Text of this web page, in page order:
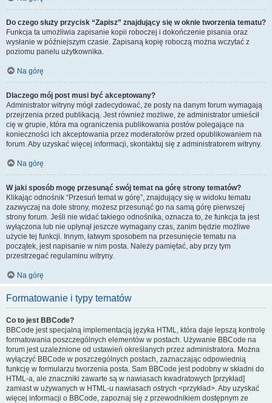
Do czego służy przycisk “Zapisz” znajdujący się w oknie tworzenia tematu?
Funkcja ta umożliwia zapisanie kopii roboczej i dokończenie pisania oraz
wysłanie w późniejszym czasie. Zapisaną kopię roboczą można wczytać z
poziomu panelu użytkownika.
Na górę
Dlaczego mój post musi być akceptowany?
Administrator witryny mógł zadecydować, że posty na danym forum wymagają
przejrzenia przed publikacją. Jest również możliwe, że administrator umieścił
cię w grupie, która ma ograniczenia publikowania postów polegające na
konieczności ich akceptowania przez moderatorów przed opublikowaniem na
forum. Aby uzyskać więcej informacji, skontaktuj się z administratorem witryny.
Na górę
W jaki sposób mogę przesunąć swój temat na górę strony tematów?
Klikając odnośnik “Przesuń temat w górę”, znajdujący się w widoku tematu
zazwyczaj na dole strony, możesz przesunąć go na samą górę pierwszej
strony forum. Jeśli nie widać takiego odnośnika, oznacza to, że funkcja ta jest
wyłączona lub nie upłynął jeszcze wymagany czas, zanim będzie możliwe
użycie tej funkcji. Innym, łatwym sposobem na przesunięcie tematu na
początek, jest napisanie w nim posta. Należy pamiętać, aby przy tym
przestrzegać regulaminu witryny.
Na górę
Formatowanie i typy tematów
Co to jest BBCode?
BBCode jest specjalną implementacją języka HTML, która daje lepszą kontrolę
formatowania poszczególnych elementów w postach. Używanie BBCode na
forum jest uzależnione od ustawień określanych przez administratora. Można
wyłączyć BBCode w poszczególnych postach, zaznaczając odpowiednią
funkcję w formularzu tworzenia posta. Sam BBCode jest podobny w składni do
HTML-a, ale znaczniki zawarte są w nawiasach kwadratowych [przykład]
zamiast w używanych w HTML-u nawiasach ostrych <przykład>. Aby uzyskać
więcej informacji o BBCode, zapoznaj się z przewodnikiem dostępnym ze